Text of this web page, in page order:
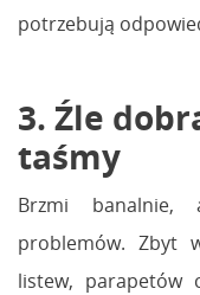
potrzebują
3. Źle
taśmy
Brzmi
problemów. Zbyt
listew, parapetów